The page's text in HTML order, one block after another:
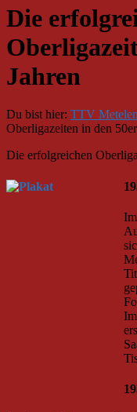
Die
Jahren
Du bist hier: TTV Metelen
Oberligazeiten in den
Die erfolgreichen